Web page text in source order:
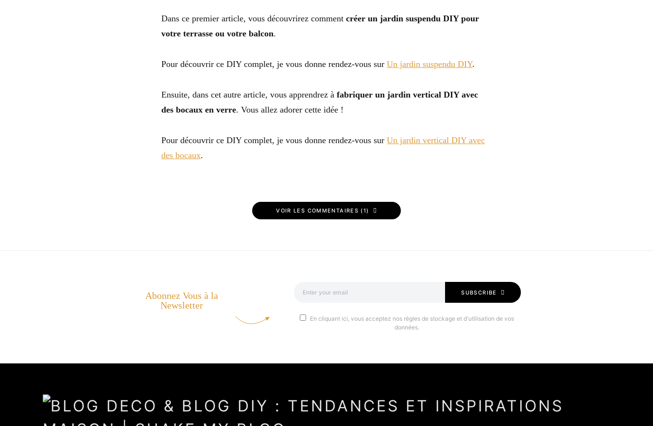
Dans ce premier article, vous découvrirez comment créer un jardin suspendu DIY pour
votre terrasse ou votre balcon.
Pour découvrir ce DIY complet, je vous donne rendez-vous sur Un jardin suspendu DIY.
Ensuite, dans cet autre article, vous apprendrez à fabriquer un jardin vertical DIY avec
des bocaux en verre. Vous allez adorer cette idée !
Pour découvrir ce DIY complet, je vous donne rendez-vous sur Un jardin vertical DIY avec
des bocaux.
VOIR LES COMMENTAIRES (1)
Abonnez Vous à la
Newsletter
SUBSCRIBE
En cliquant ici, vous acceptez nos règles de stockage et d'utilisation de vos
données.